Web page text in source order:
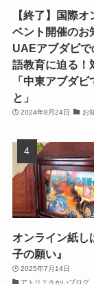
【終了】国際
ベント開催のお
UAEアブダビ
語教育に迫る！
「中東アブダビ
と」
2024年8月24日 お
オンライン紙し
子の願い』
2025年7月14日
アトリエさかいブログ